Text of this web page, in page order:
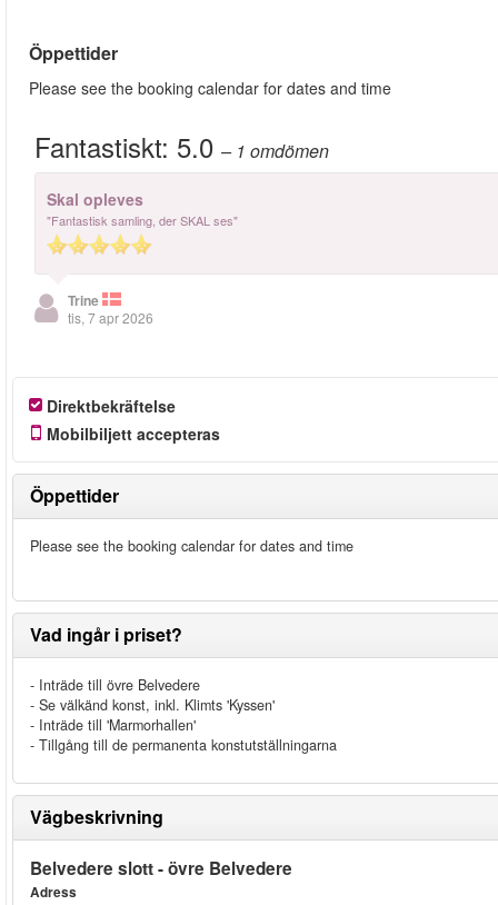
Öppettider
Please see the booking calendar for dates and time
Fantastiskt: 5.0 – 1 omdömen
Skal opleves
"Fantastisk samling, der SKAL ses"
Trine
tis, 7 apr 2026
Direktbekräftelse
Mobilbiljett accepteras
Öppettider
Please see the booking calendar for dates and time
Vad ingår i priset?
- Inträde till övre Belvedere
- Se välkänd konst, inkl. Klimts 'Kyssen'
- Inträde till 'Marmorhallen'
- Tillgång till de permanenta konstutställningarna
Vägbeskrivning
Belvedere slott - övre Belvedere
Adress